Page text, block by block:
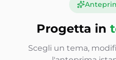
Progetta in
Scegli un tema,